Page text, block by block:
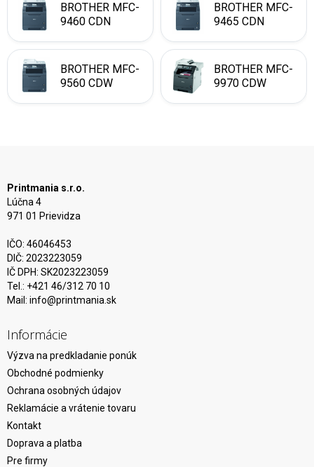
BROTHER MFC-
9460 CDN
BROTHER MFC-
9465 CDN
BROTHER MFC-
9560 CDW
BROTHER MFC-
9970 CDW
Printmania s.r.o.
Lúčna 4
971 01 Prievidza
IČO: 46046453
DIČ: 2023223059
IČ DPH: SK2023223059
Tel.: +421 46/312 70 10
Mail: info@printmania.sk
Informácie
Výzva na predkladanie ponúk
Obchodné podmienky
Ochrana osobných údajov
Reklamácie a vrátenie tovaru
Kontakt
Doprava a platba
Pre firmy